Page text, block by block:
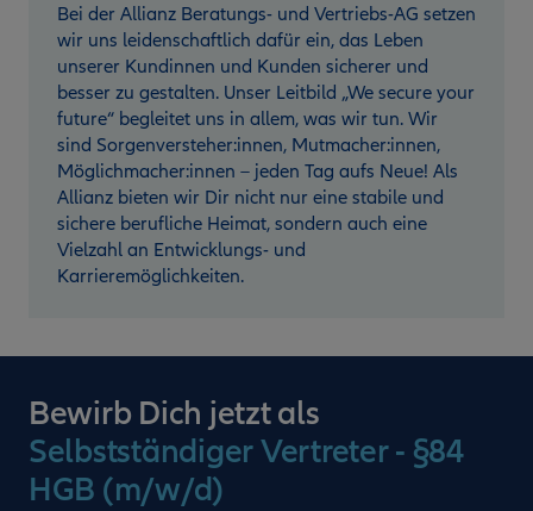
Bei der Allianz Beratungs- und Vertriebs-AG setzen
wir uns leidenschaftlich dafür ein, das Leben
unserer Kundinnen und Kunden sicherer und
besser zu gestalten. Unser Leitbild „We secure your
future“ begleitet uns in allem, was wir tun. Wir
sind Sorgenversteher:innen, Mutmacher:innen,
Möglichmacher:innen – jeden Tag aufs Neue! Als
Allianz bieten wir Dir nicht nur eine stabile und
sichere berufliche Heimat, sondern auch eine
Vielzahl an Entwicklungs- und
Karrieremöglichkeiten.
Bewirb Dich jetzt als
Selbstständiger Vertreter - §84
HGB (m/w/d)